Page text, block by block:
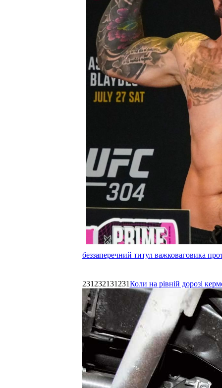
беззаперечний титул важковаговика
231232131231Коли на рівній дорозі